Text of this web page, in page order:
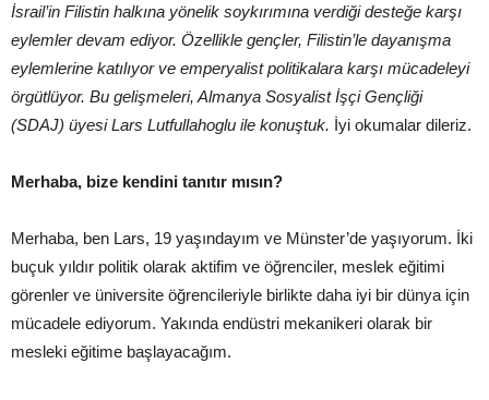
İsrail’in Filistin halkına yönelik soykırımına verdiği desteğe karşı
eylemler devam ediyor. Özellikle gençler, Filistin’le dayanışma
eylemlerine katılıyor ve emperyalist politikalara karşı mücadeleyi
örgütlüyor. Bu gelişmeleri, Almanya Sosyalist İşçi Gençliği
(SDAJ) üyesi Lars Lutfullahoglu ile konuştuk. İyi okumalar dileriz.
Merhaba, bize kendini tanıtır mısın?
Merhaba, ben Lars, 19 yaşındayım ve Münster’de yaşıyorum. İki
buçuk yıldır politik olarak aktifim ve öğrenciler, meslek eğitimi
görenler ve üniversite öğrencileriyle birlikte daha iyi bir dünya için
mücadele ediyorum. Yakında endüstri mekanikeri olarak bir
mesleki eğitime başlayacağım.